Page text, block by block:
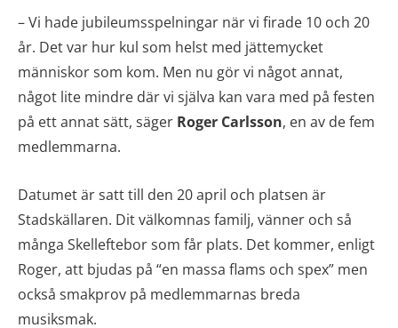
– Vi hade jubileumsspelningar när vi firade 10 och 20
år. Det var hur kul som helst med jättemycket
människor som kom. Men nu gör vi något annat,
något lite mindre där vi själva kan vara med på festen
på ett annat sätt, säger Roger Carlsson, en av de fem
medlemmarna.
Datumet är satt till den 20 april och platsen är
Stadskällaren. Dit välkomnas familj, vänner och så
många Skelleftebor som får plats. Det kommer, enligt
Roger, att bjudas på “en massa flams och spex” men
också smakprov på medlemmarnas breda
musiksmak.